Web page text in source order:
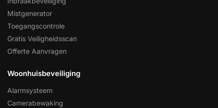
Mistgenerator
Toegangscontrole
Gratis Veiligheidsscan
Offerte Aanvragen
Woonhuisbeveiliging
Alarmsysteem
Camerabewaking